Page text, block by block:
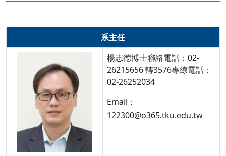
系主任
楊志德博士聯絡電話：02-
26215656 轉3576專線電話：
02-26252034
Email：
122300@o365.tku.edu.tw